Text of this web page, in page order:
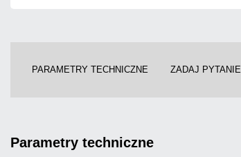
PARAMETRY TECHNICZNE ZADAJ PYTANIE
parametry techniczne